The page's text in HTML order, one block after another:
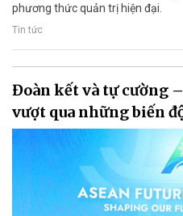
phương thức quản trị hiện đại.
Tin tức
Đoàn kết và tự cường
vượt qua những biến